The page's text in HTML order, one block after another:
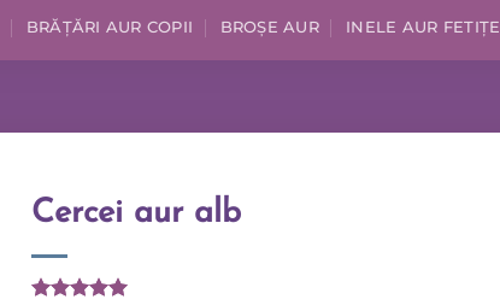
BRĂȚĂRI AUR COPII BROȘE AUR INELE AUR FETIȚE
Cercei aur alb